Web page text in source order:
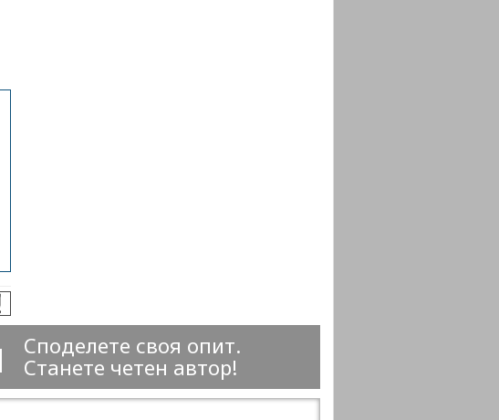
Споделете своя опит.
Станете четен автор!